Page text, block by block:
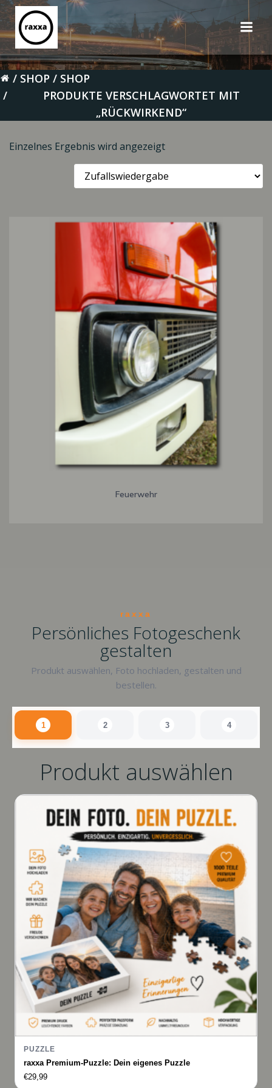
Inhalt
springen
SHOP
SHOP
PRODUKTE VERSCHLAGWORTET MIT
„RÜCKWIRKEND“
Einzelnes Ergebnis wird angezeigt
Feuerwehr
raxxa
Persönliches Fotogeschenk
gestalten
Produkt auswählen, Foto hochladen, gestalten und
bestellen.
1 2 3 4
Produkt auswählen
PUZZLE
raxxa Premium-Puzzle: Dein eigenes Puzzle
€29,99